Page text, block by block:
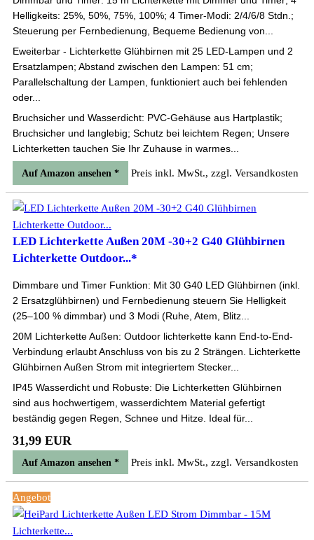
Helligkeits: 25%, 50%, 75%, 100%; 4 Timer-Modi: 2/4/6/8 Stdn.;
Steuerung per Fernbedienung, Bequeme Bedienung von...
Eweiterbar - Lichterkette Glühbirnen mit 25 LED-Lampen und 2
Ersatzlampen; Abstand zwischen den Lampen: 51 cm;
Parallelschaltung der Lampen, funktioniert auch bei fehlenden
oder...
Bruchsicher und Wasserdicht: PVC-Gehäuse aus Hartplastik;
Bruchsicher und langlebig; Schutz bei leichtem Regen; Unsere
Lichterketten tauchen Sie Ihr Zuhause in warmes...
Auf Amazon ansehen * Preis inkl. MwSt., zzgl. Versandkosten
LED Lichterkette Außen 20M -30+2 G40 Glühbirnen
Lichterkette Outdoor...*
Dimmbare und Timer Funktion: Mit 30 G40 LED Glühbirnen (inkl.
2 Ersatzglühbirnen) und Fernbedienung steuern Sie Helligkeit
(25–100 % dimmbar) und 3 Modi (Ruhe, Atem, Blitz...
20M Lichterkette Außen: Outdoor lichterkette kann End-to-End-
Verbindung erlaubt Anschluss von bis zu 2 Strängen. Lichterkette
Glühbirnen Außen Strom mit integriertem Stecker...
IP45 Wasserdicht und Robuste: Die Lichterketten Glühbirnen
sind aus hochwertigem, wasserdichtem Material gefertigt
beständig gegen Regen, Schnee und Hitze. Ideal für...
31,99 EUR
Auf Amazon ansehen * Preis inkl. MwSt., zzgl. Versandkosten
Angebot